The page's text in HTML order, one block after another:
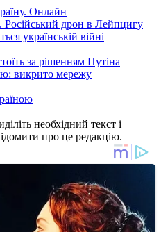
Онлайн
Російський дрон в Лейпцигу
українській війні
за рішенням Путіна
викрито мережу
необхідний текст і
про це редакцію.